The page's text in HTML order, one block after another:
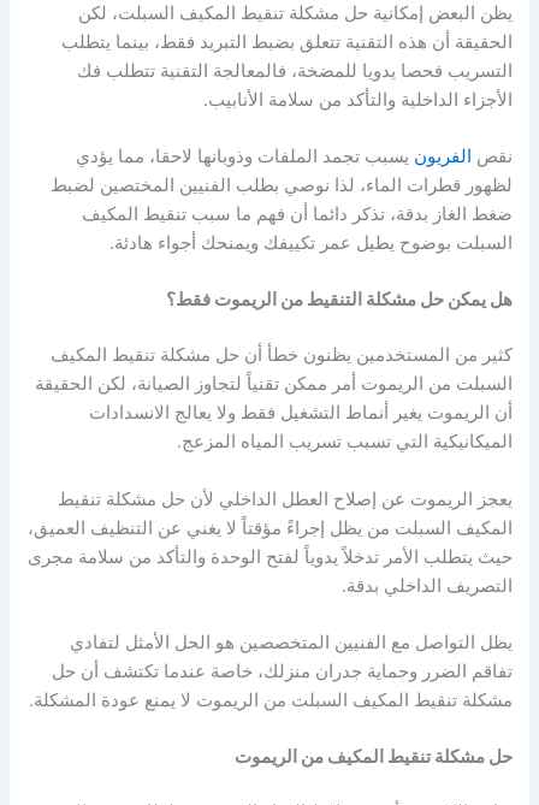
يظن البعض إمكانية حل مشكلة تنقيط المكيف السبلت، لكن
الحقيقة أن هذه التقنية تتعلق بضبط التبريد فقط، بينما يتطلب
التسريب فحصا يدويا للمضخة، فالمعالجة التقنية تتطلب فك
الأجزاء الداخلية والتأكد من سلامة الأنابيب.
نقص الفريون يسبب تجمد الملفات وذوبانها لاحقا، مما يؤدي
لظهور قطرات الماء، لذا نوصي بطلب الفنيين المختصين لضبط
ضغط الغاز بدقة، تذكر دائما أن فهم ما سبب تنقيط المكيف
السبلت بوضوح يطيل عمر تكييفك ويمنحك أجواء هادئة.
هل يمكن حل مشكلة التنقيط من الريموت فقط؟
كثير من المستخدمين يظنون خطأ أن حل مشكلة تنقيط المكيف
السبلت من الريموت أمر ممكن تقنياً لتجاوز الصيانة، لكن الحقيقة
أن الريموت يغير أنماط التشغيل فقط ولا يعالج الانسدادات
الميكانيكية التي تسبب تسريب المياه المزعج.
يعجز الريموت عن إصلاح العطل الداخلي لأن حل مشكلة تنقيط
المكيف السبلت من يظل إجراءً مؤقتاً لا يغني عن التنظيف العميق،
حيث يتطلب الأمر تدخلاً يدوياً لفتح الوحدة والتأكد من سلامة مجرى
التصريف الداخلي بدقة.
يظل التواصل مع الفنيين المتخصصين هو الحل الأمثل لتفادي
تفاقم الضرر وحماية جدران منزلك، خاصة عندما تكتشف أن حل
مشكلة تنقيط المكيف السبلت من الريموت لا يمنع عودة المشكلة.
حل مشكلة تنقيط المكيف من الريموت